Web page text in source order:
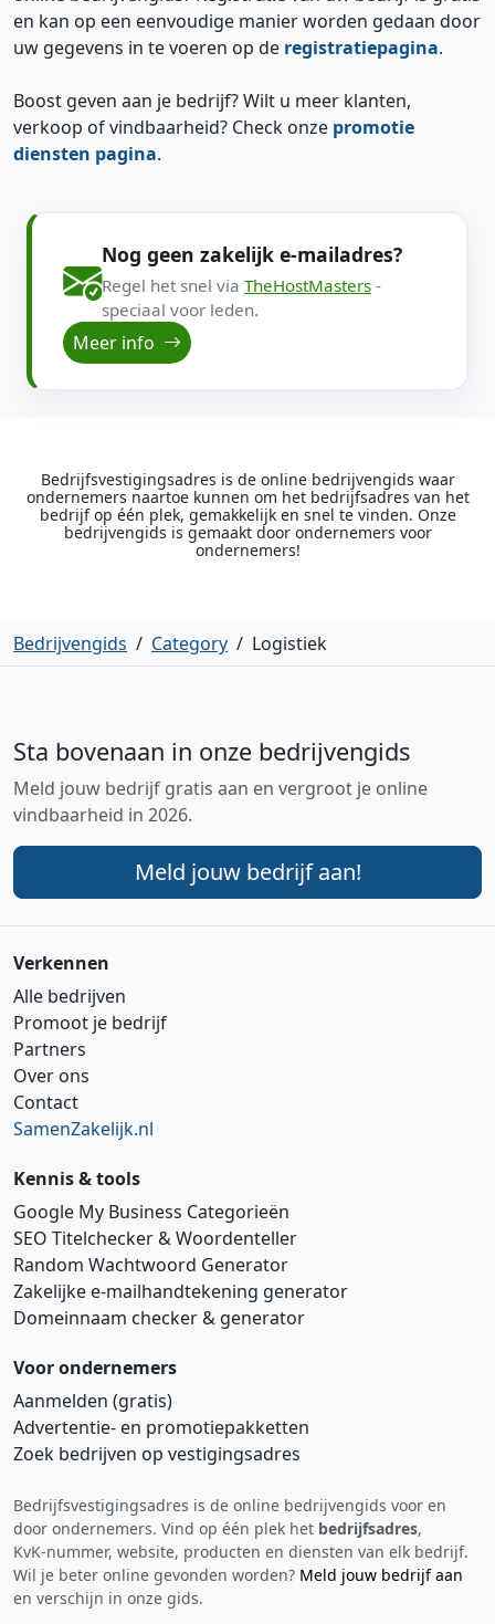
en kan op een eenvoudige manier worden gedaan door
uw gegevens in te voeren op de registratiepagina.
Boost geven aan je bedrijf? Wilt u meer klanten,
verkoop of vindbaarheid? Check onze promotie
diensten pagina.
Nog geen zakelijk e-mailadres?
Regel het snel via TheHostMasters -
speciaal voor leden.
Meer info
Bedrijfsvestigingsadres is de online bedrijvengids waar
ondernemers naartoe kunnen om het bedrijfsadres van het
bedrijf op één plek, gemakkelijk en snel te vinden. Onze
bedrijvengids is gemaakt door ondernemers voor
ondernemers!
Bedrijvengids / Category / Logistiek
Sta bovenaan in onze bedrijvengids
Meld jouw bedrijf gratis aan en vergroot je online
vindbaarheid in 2026.
Meld jouw bedrijf aan!
Verkennen
Alle bedrijven
Promoot je bedrijf
Partners
Over ons
Contact
SamenZakelijk.nl
Kennis & tools
Google My Business Categorieën
SEO Titelchecker & Woordenteller
Random Wachtwoord Generator
Zakelijke e‑mailhandtekening generator
Domeinnaam checker & generator
Voor ondernemers
Aanmelden (gratis)
Advertentie‑ en promotiepakketten
Zoek bedrijven op vestigingsadres
Bedrijfsvestigingsadres is de online bedrijvengids voor en
door ondernemers. Vind op één plek het bedrijfsadres,
KvK‑nummer, website, producten en diensten van elk bedrijf.
Wil je beter online gevonden worden? Meld jouw bedrijf aan
en verschijn in onze gids.
Hi 👋 We horen graag uw feedback!